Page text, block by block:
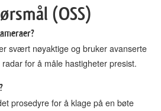
(OSS)
svært nøyaktige og bruker avanserte
for å måle hastigheter presist.
prosedyre for å klage på en bøte